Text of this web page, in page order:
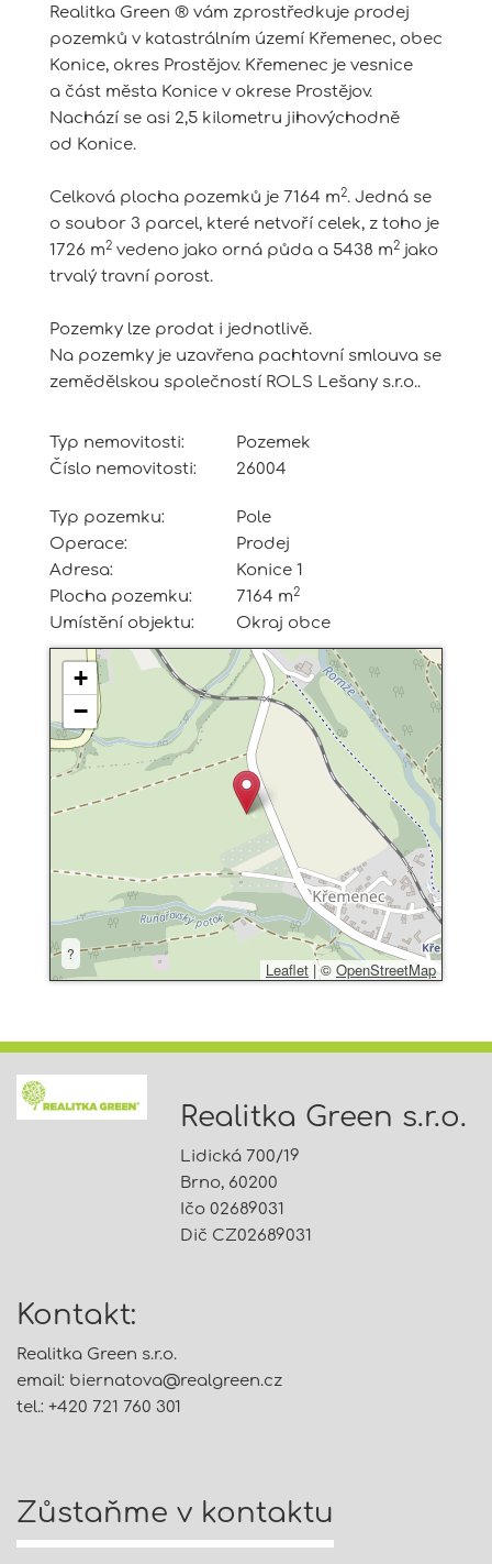
Realitka Green ® vám zprostředkuje prodej
pozemků v katastrálním území Křemenec, obec
Konice, okres Prostějov. Křemenec je vesnice
a část města Konice v okrese Prostějov.
Nachází se asi 2,5 kilometru jihovýchodně
od Konice.
Celková plocha pozemků je 7164 m2. Jedná se
o soubor 3 parcel, které netvoří celek, z toho je
1726 m2 vedeno jako orná půda a 5438 m2 jako
trvalý travní porost.
Pozemky lze prodat i jednotlivě.
Na pozemky je uzavřena pachtovní smlouva se
zemědělskou společností ROLS Lešany s.r.o..
Typ nemovitosti:
Pozemek
Číslo nemovitosti:
26004
Typ pozemku:
Pole
Operace:
Prodej
Adresa:
Konice 1
Plocha pozemku:
7164 m2
Umístění objektu: Okraj obce
+
−
?
Leaflet |© OpenStreetMap
Realitka Green s.r.o.
Lidická 700/19
Brno, 60200
Ičo 02689031
Dič CZ02689031
Kontakt:
Realitka Green s.r.o.
email: biernatova@realgreen.cz
tel.: +420 721 760 301
Zůstaňme v kontaktu